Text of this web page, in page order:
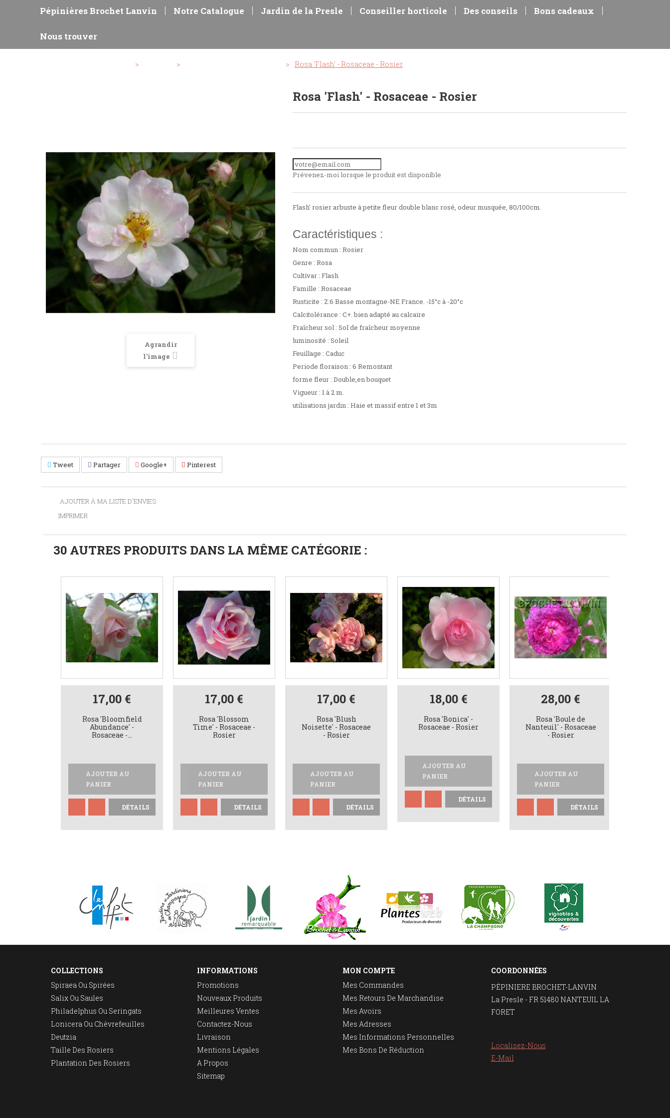
Pépinières Brochet Lanvin Notre Catalogue Jardin de la Presle Conseiller horticole Des conseils Bons cadeaux
Nous trouver
> > > Rosa 'Flash' - Rosaceae - Rosier
Agrandir
l'image
Rosa 'Flash' - Rosaceae - Rosier
Prévenez-moi lorsque le produit est disponible
Flash' rosier arbuste à petite fleur double blanc rosé, odeur musquée, 80/100cm.
Caractéristiques :
Nom commun : Rosier
Genre : Rosa
Cultivar : Flash
Famille : Rosaceae
Rusticite : Z.6 Basse montagne-NE France. -15°c à -20°c
Calcitolérance : C+. bien adapté au calcaire
Fraîcheur sol : Sol de fraîcheur moyenne
luminosité : Soleil
Feuillage : Caduc
Periode floraison : 6 Remontant
forme fleur : Double,en bouquet
Vigueur : 1 à 2 m.
utilisations jardin : Haie et massif entre 1 et 3m
Tweet Partager Google+ Pinterest
AJOUTER À MA LISTE D'ENVIES
IMPRIMER
30 AUTRES PRODUITS DANS LA MÊME CATÉGORIE :
17,00 €
Rosa 'Bloomfield
Abundance' -
Rosaceae -...
AJOUTER AU
PANIER
DÉTAILS
17,00 €
Rosa 'Blossom
Time' - Rosaceae -
Rosier
AJOUTER AU
PANIER
DÉTAILS
17,00 €
Rosa 'Blush
Noisette' - Rosaceae
- Rosier
AJOUTER AU
PANIER
DÉTAILS
18,00 €
Rosa 'Bonica' -
Rosaceae - Rosier
AJOUTER AU
PANIER
DÉTAILS
28,00 €
Rosa 'Boule de
Nanteuil' - Rosaceae
- Rosier
AJOUTER AU
PANIER
DÉTAILS
COLLECTIONS
Spiraea Ou Spirées
Salix Ou Saules
Philadelphus Ou Seringats
Lonicera Ou Chèvrefeuilles
Deutzia
Taille Des Rosiers
Plantation Des Rosiers
INFORMATIONS
Promotions
Nouveaux Produits
Meilleures Ventes
Contactez-Nous
Livraison
Mentions Légales
A Propos
Sitemap
MON COMPTE
Mes Commandes
Mes Retours De Marchandise
Mes Avoirs
Mes Adresses
Mes Informations Personnelles
Mes Bons De Réduction
COORDONNÉES
PÉPINIERE BROCHET-LANVIN
La Presle - FR 51480 NANTEUIL LA
FORET
Localisez-Nous
E-Mail